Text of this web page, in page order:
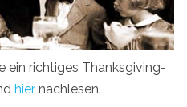
ein richtiges Thanksgiving-
hier nachlesen.